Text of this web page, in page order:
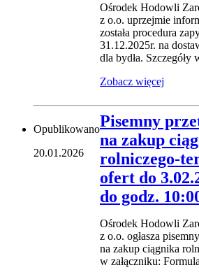
Ośrodek Hodowli
z o.o. uprzejmie
została procedura
31.12.2025r. na
dla bydła. Szczegóły
Zobacz więcej
Opublikowano
20.01.2026
Pisemny
na zakup
rolniczego-
ofert do
do godz.
Ośrodek Hodowli
z o.o. ogłasza
na zakup ciągnika
w załączniku: